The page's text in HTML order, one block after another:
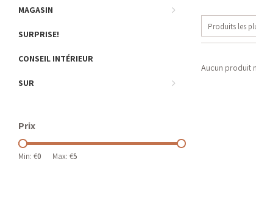
MAGASIN
SURPRISE!
CONSEIL INTÉRIEUR
SUR
Prix
Min: €0 Max: €5
Produits les
Aucun produit